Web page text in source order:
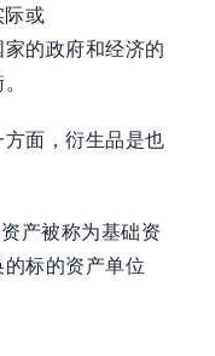
际或
的政府和经济的
面，衍生品是也
产被称为基础资
标的资产单位